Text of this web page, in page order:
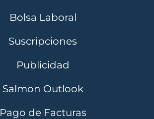
Bolsa Laboral
Suscripciones
Publicidad
Salmon Outlook
Pago de Facturas